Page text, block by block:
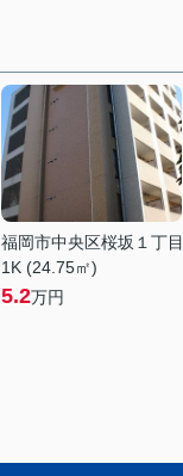
福岡市中央区桜坂１丁目
1K (24.75㎡)
5.2万円